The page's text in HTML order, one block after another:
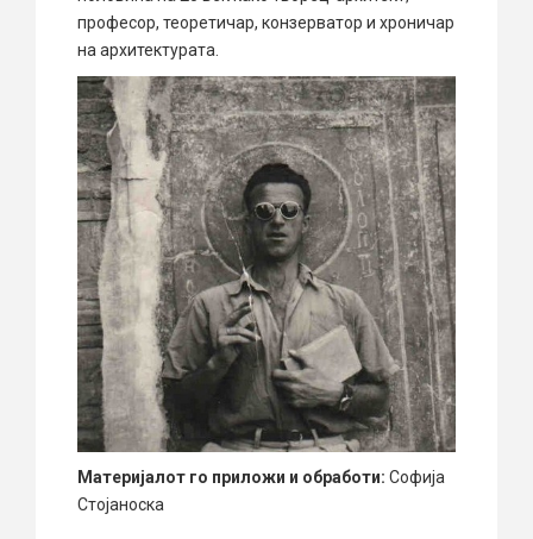
професор, теоретичар, конзерватор и хроничар
на архитектурата.
Материјалот го приложи и обработи: Софија
Стојаноска